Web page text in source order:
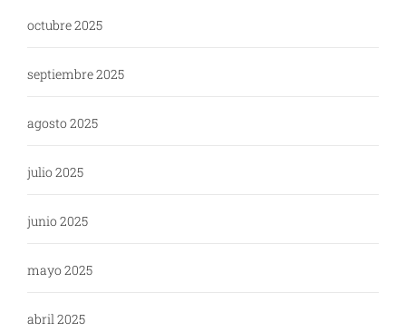
octubre 2025
septiembre 2025
agosto 2025
julio 2025
junio 2025
mayo 2025
abril 2025